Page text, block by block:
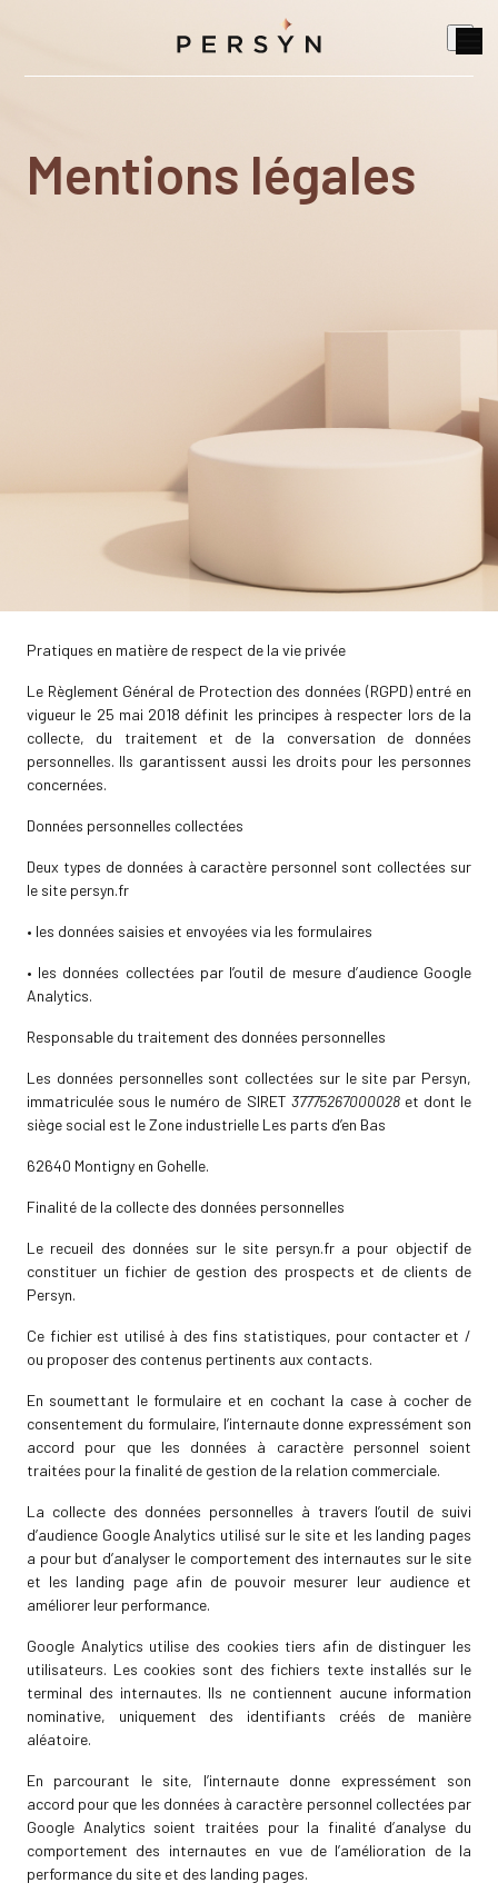
Mentions légales
Pratiques en matière de respect de la vie privée
Le Règlement Général de Protection des données (RGPD) entré en
vigueur le 25 mai 2018 définit les principes à respecter lors de la
collecte, du traitement et de la conversation de données
personnelles. Ils garantissent aussi les droits pour les personnes
concernées.
Données personnelles collectées
Deux types de données à caractère personnel sont collectées sur
le site persyn.fr
• les données saisies et envoyées via les formulaires
• les données collectées par l’outil de mesure d’audience Google
Analytics.
Responsable du traitement des données personnelles
Les données personnelles sont collectées sur le site par Persyn,
immatriculée sous le numéro de SIRET 37775267000028et dont le
siège social est le Zone industrielle Les parts d’en Bas
62640 Montigny en Gohelle.
Finalité de la collecte des données personnelles
Le recueil des données sur le site persyn.fr a pour objectif de
constituer un fichier de gestion des prospects et de clients de
Persyn.
Ce fichier est utilisé à des fins statistiques, pour contacter et /
ou proposer des contenus pertinents aux contacts.
En soumettant le formulaire et en cochant la case à cocher de
consentement du formulaire, l’internaute donne expressément son
accord pour que les données à caractère personnel soient
traitées pour la finalité de gestion de la relation commerciale.
La collecte des données personnelles à travers l’outil de suivi
d’audience Google Analytics utilisé sur le site et les landing pages
a pour but d’analyser le comportement des internautes sur le site
et les landing page afin de pouvoir mesurer leur audience et
améliorer leur performance.
Google Analytics utilise des cookies tiers afin de distinguer les
utilisateurs. Les cookies sont des fichiers texte installés sur le
terminal des internautes. Ils ne contiennent aucune information
nominative, uniquement des identifiants créés de manière
aléatoire.
En parcourant le site, l’internaute donne expressément son
accord pour que les données à caractère personnel collectées par
Google Analytics soient traitées pour la finalité d’analyse du
comportement des internautes en vue de l’amélioration de la
performance du site et des landing pages.